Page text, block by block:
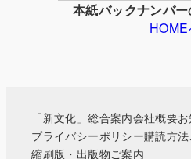
本紙バックナンバ
「新文化」総合案内会社概要
プライバシーポリシー購読方
縮刷版・出版物ご案内